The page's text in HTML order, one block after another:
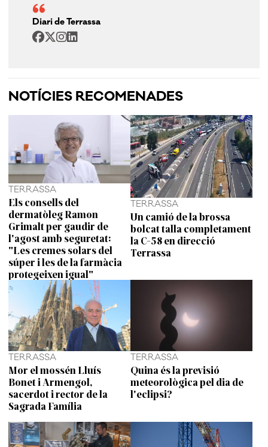
Diari de Terrassa
NOTÍCIES RECOMENADES
TERRASSA
Els consells del
dermatòleg Ramon
Grimalt per gaudir de
l'agost amb seguretat:
"Les cremes solars del
súper i les de la farmàcia
protegeixen igual"
TERRASSA
Un camió de la brossa
bolcat talla completament
la C-58 en direcció
Terrassa
TERRASSA
Mor el mossén Lluís
Bonet i Armengol,
sacerdot i rector de la
Sagrada Família
TERRASSA
Quina és la previsió
meteorològica pel dia de
l'eclipsi?